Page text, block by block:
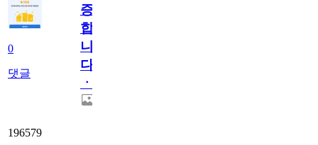
0
댓글
증
합
니
다
ㆍ
196579